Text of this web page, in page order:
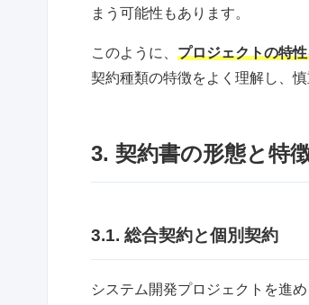
まう可能性もあります。
このように、 プロジェクトの特
契約種類の特徴をよく理解し、
3. 契約書の形態と特
3.1. 総合契約と個別契約
システム開発プロジェクトを進め